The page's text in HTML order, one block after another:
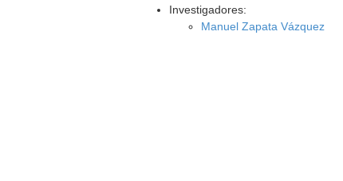
Investigadores:
Manuel Zapata Vázquez